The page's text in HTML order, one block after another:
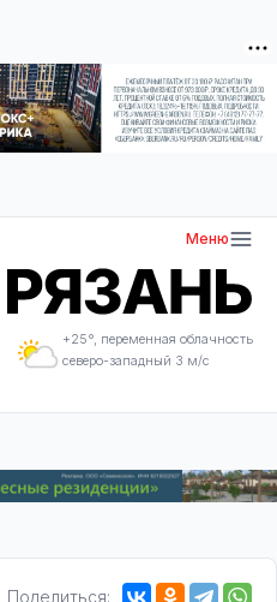
Меню
+25°, переменная облачность
северо-западный 3 м/с
Поделиться: